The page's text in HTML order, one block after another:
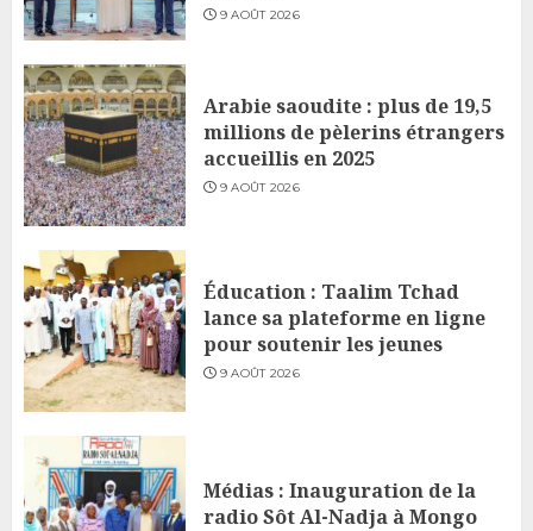
9 AOÛT 2026
Arabie saoudite : plus de 19,5
millions de pèlerins étrangers
accueillis en 2025
9 AOÛT 2026
Éducation : Taalim Tchad
lance sa plateforme en ligne
pour soutenir les jeunes
9 AOÛT 2026
Médias : Inauguration de la
radio Sôt Al-Nadja à Mongo